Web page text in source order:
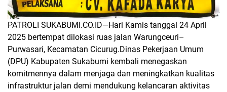
PATROLI SUKABUMI.CO.ID—Hari Kamis tanggal 24 April
2025 bertempat dilokasi ruas jalan Warungceuri–
Purwasari, Kecamatan Cicurug.Dinas Pekerjaan Umum
(DPU) Kabupaten Sukabumi kembali menegaskan
komitmennya dalam menjaga dan meningkatkan kualitas
infrastruktur jalan demi mendukung kelancaran aktivitas